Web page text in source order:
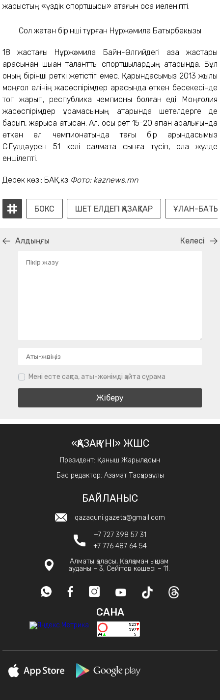
жарыстың «үздік спортшысы» атағын қоса иеленіпті.
Сол жақтан бірінші тұрған Нұржәмила Батырбекызы
18 жастағы Нұржәмила Байн-Өлгийдегі қазақ жастары
арасынан шыққан талантты спортшылардың қатарында. Бұл
оның бірінші реткі жетістігі емес. Қарындасымыз 2013 жылы
моңғол елінің жасөспірімдер арасында өткен бәсекесінде
топ жарып, республика чемпионы болған еді. Моңғолия
жасөспірімдер құрамасының қатарында шетелдерге де
барып, жарысқа қатысқан. Ал, осы рет 15-20 ақпан аралығында
өткен ел чемпионатында тағы бір қарындасымыз
C.Гүлдәурен 51 келі салмақта сынға түсіп, қола жүлде
еншілепті.
Дерек көзі: БАҚ.кз Фото: kaznews.mn
БОКС ШЕТ ЕЛДЕГІ ҚАЗАҚТАР ҰЛАН-
Алдыңғы Келесі
Мені есте сақта, аты-жөнімді қайта сұрама
«ҚАЗАҚ ҮНІ» ЖШС
Президент: Қаныш Жарылқасын
Бас редактор: Азамат Тасқараұлы
БАЙЛАНЫС
qazaquni.gazeta@gmail.com
+7 727 398 57 31
+7 776 487 64 54
Алматы қаласы, Қалқаман ықшам
ауданы – 3, Сейітов көшесі – 11.
САНАҚ